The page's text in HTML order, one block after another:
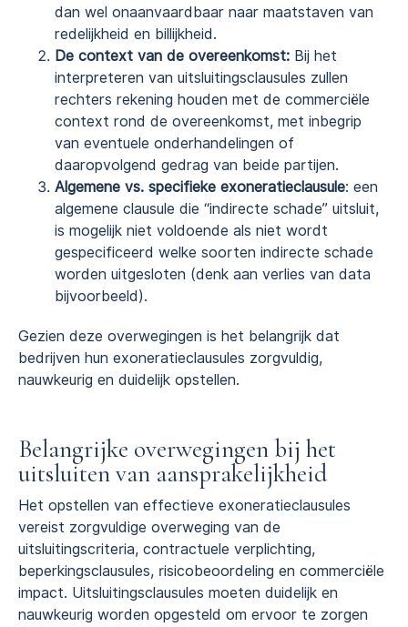
dan wel onaanvaardbaar naar maatstaven van
redelijkheid en billijkheid.
De context van de overeenkomst: Bij het
interpreteren van uitsluitingsclausules zullen
rechters rekening houden met de commerciële
context rond de overeenkomst, met inbegrip
van eventuele onderhandelingen of
daaropvolgend gedrag van beide partijen.
Algemene vs. specifieke exoneratieclausule: een
algemene clausule die “indirecte schade” uitsluit,
is mogelijk niet voldoende als niet wordt
gespecificeerd welke soorten indirecte schade
worden uitgesloten (denk aan verlies van data
bijvoorbeeld).
Gezien deze overwegingen is het belangrijk dat
bedrijven hun exoneratieclausules zorgvuldig,
nauwkeurig en duidelijk opstellen.
Belangrijke overwegingen bij het
uitsluiten van aansprakelijkheid
Het opstellen van effectieve exoneratieclausules
vereist zorgvuldige overweging van de
uitsluitingscriteria, contractuele verplichting,
beperkingsclausules, risicobeoordeling en commerciële
impact. Uitsluitingsclausules moeten duidelijk en
nauwkeurig worden opgesteld om ervoor te zorgen